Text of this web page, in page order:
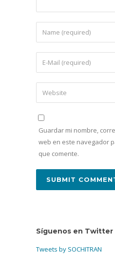
Guardar mi nombre,
web en este navegador
que comente.
Síguenos en Twitter
Tweets by SOCHITRAN